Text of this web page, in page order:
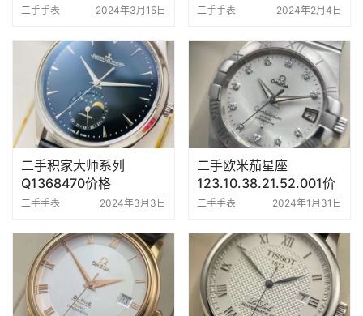
二手手表 2024年3月15日 二手手表 2024年2月4日
二手积家大师系列
Q1368470价格
二手手表 2024年3月3日
二手欧米茄星座
123.10.38.21.52.001价
格
二手手表 2024年1月31日